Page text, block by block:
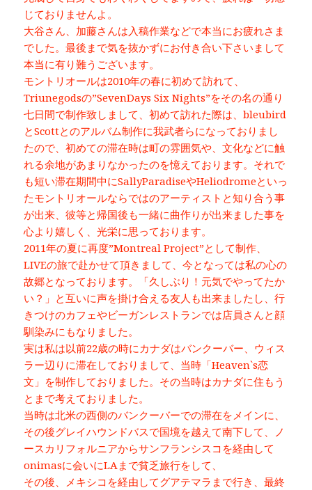
じておりませんよ。
大谷さん、加藤さんは入稿作業などで本当にお疲れさま
でした。最後まで気を抜かずにお付き合い下さいまして
本当に有り難うございます。
モントリオールは2010年の春に初めて訪れて、
Triunegodsの”SevenDays Six Nights”をその名の通り
七日間で制作致しまして、初めて訪れた際は、bleubird
とScottとのアルバム制作に我武者らになっておりまし
たので、初めての滞在時は町の雰囲気や、文化などに触
れる余地があまりなかったのを憶えております。それで
も短い滞在期間中にSallyParadiseやHeliodromeといっ
たモントリオールならではのアーティストと知り合う事
が出来、彼等と帰国後も一緒に曲作りが出来ました事を
心より嬉しく、光栄に思っております。
2011年の夏に再度”Montreal Project”として制作、
LIVEの旅で赴かせて頂きまして、今となっては私の心の
故郷となっております。「久しぶり！元気でやってたか
い？」と互いに声を掛け合える友人も出来ましたし、行
きつけのカフェやビーガンレストランでは店員さんと顔
馴染みにもなりました。
実は私は以前22歳の時にカナダはバンクーバー、ウィス
ラー辺りに滞在しておりまして、当時「Heaven`s恋
文」を制作しておりました。その当時はカナダに住もう
とまで考えておりました。
当時は北米の西側のバンクーバーでの滞在をメインに、
その後グレイハウンドバスで国境を越えて南下して、ノ
ースカリフォルニアからサンフランシスコを経由して
onimasに会いにLAまで貧乏旅行をして、
その後、メキシコを経由してグアテマラまで行き、最終